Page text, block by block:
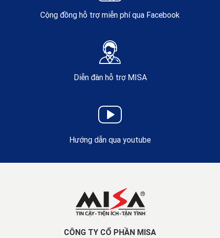
Cộng đồng hỗ trợ miễn phí qua Facebook
Diễn đàn hỗ trợ MISA
Hướng dẫn qua youtube
CÔNG TY CỔ PHẦN MISA